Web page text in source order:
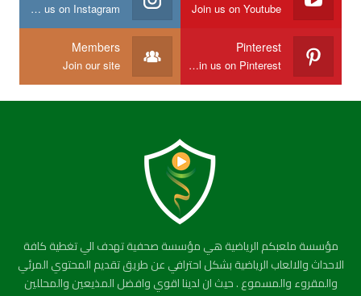
Join us on Youtube
Join us on Instagram
Pinterest
Join us on Pinterest
Members
Join our site
مؤسسة ملعبكم الرياضية هي مؤسسة صحفية تهدف الي تغطية كافة
الاحداث والالعاب الرياضية بشكل احترافي عن طريق تقديم المحتوي المرئي
والمقروء والمسموع . حيث ان لدينا اقوي وافضل المذيعين والمحللين